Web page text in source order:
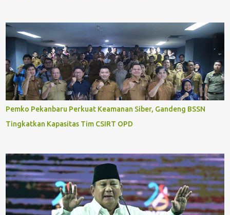
Pemko Pekanbaru Perkuat Keamanan Siber, Gandeng BSSN
Tingkatkan Kapasitas Tim CSIRT OPD